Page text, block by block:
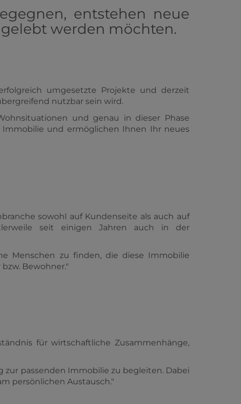
entstehen neue
werden möchten.
umgesetzte Projekte und derzeit
nutzbar sein wird.
und genau in dieser Phase
und ermöglichen Ihnen Ihr neues
sowohl auf Kundenseite als auch auf
seit einigen Jahren auch in der
Menschen zu finden, die diese Immobilie
Bewohner."
für wirtschaftliche Zusammenhänge,
passenden Immobilie zu begleiten. Dabei
persönlichen Austausch."